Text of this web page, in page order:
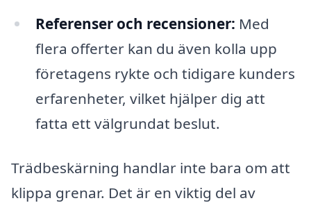
Referenser och recensioner: Med
flera offerter kan du även kolla upp
företagens rykte och tidigare kunders
erfarenheter, vilket hjälper dig att
fatta ett välgrundat beslut.
Trädbeskärning handlar inte bara om att
klippa grenar. Det är en viktig del av